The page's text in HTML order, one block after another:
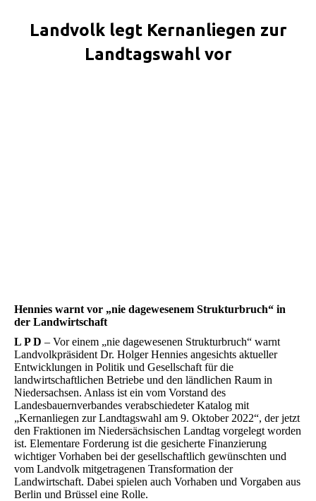
Landvolk legt Kernanliegen zur
Landtagswahl vor
Hennies warnt vor „nie dagewesenem Strukturbruch“ in
der Landwirtschaft
L P D – Vor einem „nie dagewesenen Strukturbruch“ warnt
Landvolkpräsident Dr. Holger Hennies angesichts aktueller
Entwicklungen in Politik und Gesellschaft für die
landwirtschaftlichen Betriebe und den ländlichen Raum in
Niedersachsen. Anlass ist ein vom Vorstand des
Landesbauernverbandes verabschiedeter Katalog mit
„Kernanliegen zur Landtagswahl am 9. Oktober 2022“, der jetzt
den Fraktionen im Niedersächsischen Landtag vorgelegt worden
ist. Elementare Forderung ist die gesicherte Finanzierung
wichtiger Vorhaben bei der gesellschaftlich gewünschten und
vom Landvolk mitgetragenen Transformation der
Landwirtschaft. Dabei spielen auch Vorhaben und Vorgaben aus
Berlin und Brüssel eine Rolle.